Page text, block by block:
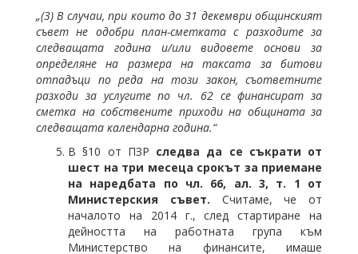
„(3) В случаи, при които до 31 декември общинският
съвет не одобри план-сметката с разходите за
следващата година и/или видовете основи за
определяне на размера на таксата за битови
отпадъци по реда на този закон, съответните
разходи за услугите по чл. 62 се финансират за
сметка на собствените приходи на общината за
следващата календарна година.“
В §10 от ПЗР следва да се съкрати от
шест на три месеца срокът за приемане
на наредбата по чл. 66, ал. 3, т. 1 от
Министерския съвет. Считаме, че от
началото на 2014 г., след стартиране на
дейността на работната група към
Министерство на финансите, имаше